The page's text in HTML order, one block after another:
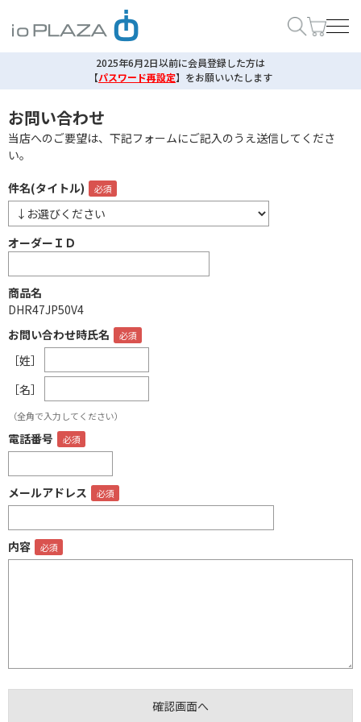
2025年6月2日以前に会員登録した方は
【パスワード再設定】 をお願いいたします
お問い合わせ
当店へのご要望は、下記フォームにご記入のうえ送信してくださ
い。
件名(タイトル)
オーダーＩＤ
商品名
DHR47JP50V4
お問い合わせ時氏名
［姓］
［名］
（全角で入力してください）
電話番号
メールアドレス
内容